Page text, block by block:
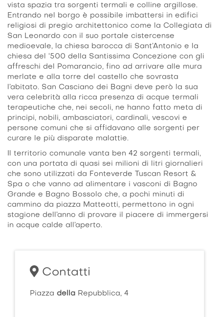
vista spazia tra sorgenti termali e colline argillose.
Entrando nel borgo è possibile imbattersi in edifici
religiosi di pregio architettonico come la Collegiata di
San Leonardo con il suo portale cistercense
medioevale, la chiesa barocca di Sant’Antonio e la
chiesa del ‘500 della Santissima Concezione con gli
affreschi del Pomarancio, fino ad arrivare alle mura
merlate e alla torre del castello che sovrasta
l’abitato. San Casciano dei Bagni deve però la sua
vera celebrità alla ricca presenza di acque termali
terapeutiche che, nei secoli, ne hanno fatto meta di
principi, nobili, ambasciatori, cardinali, vescovi e
persone comuni che si affidavano alle sorgenti per
curare le più disparate malattie.
Il territorio comunale vanta ben 42 sorgenti termali,
con una portata di quasi sei milioni di litri giornalieri
che sono utilizzati da Fonteverde Tuscan Resort &
Spa o che vanno ad alimentare i vasconi di Bagno
Grande e Bagno Bossolo che, a pochi minuti di
cammino da piazza Matteotti, permettono in ogni
stagione dell’anno di provare il piacere di immergersi
in acque calde all’aperto.
Contatti
Piazza della Repubblica, 4